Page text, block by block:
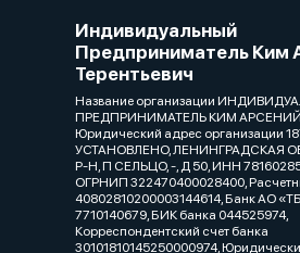
Индивидуальный
Предприниматель Ким
Терентьевич
Название организации
ПРЕДПРИНИМАТЕЛЬ КИМ АРСЕНИЙ
Юридический адрес организации
УСТАНОВЛЕНО, ЛЕНИНГРАДСКАЯ
Р-Н, П СЕЛЬЦО, -, Д 50, ИНН
ОГРНИП 322470400028400,
40802810200003144614, Банк АО
7710140679, БИК банка 044525974,
Корреспондентский счет банка
30101810145250000974,